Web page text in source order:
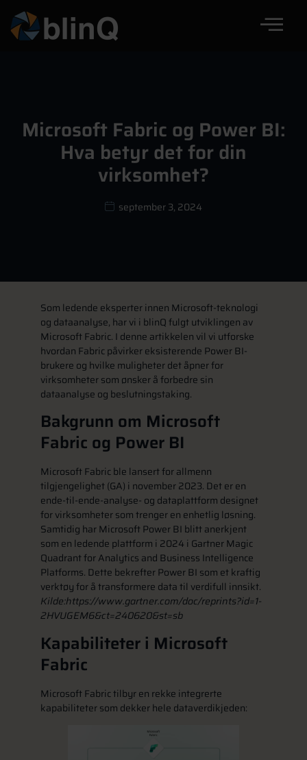
Microsoft Fabric og Power BI:
Hva betyr det for din
virksomhet?
september 3, 2024
Som ledende eksperter innen Microsoft-teknologi
og dataanalyse, har vi i blinQ fulgt utviklingen av
Microsoft Fabric. I denne artikkelen vil vi utforske
hvordan Fabric påvirker eksisterende Power BI-
brukere og hvilke muligheter det åpner for
virksomheter som ønsker å forbedre sin
dataanalyse og beslutningstaking.
Bakgrunn om Microsoft
Fabric og Power BI
Microsoft Fabric ble lansert for allmenn
tilgjengelighet (GA) i november 2023. Det er en
ende-til-ende-analyse- og dataplattform designet
for virksomheter som trenger en enhetlig løsning.
Samtidig har Microsoft Power BI blitt anerkjent
som en ledende plattform i 2024 i Gartner Magic
Quadrant for Analytics and Business Intelligence
Platforms. Dette bekrefter Power BI som et kraftig
verktøy for å transformere data til verdifull innsikt.
Kilde:https://www.gartner.com/doc/reprints?id=1-
2HVUGEM6&ct=240620&st=sb
Kapabiliteter i Microsoft
Fabric
Microsoft Fabric tilbyr en rekke integrerte
kapabiliteter som dekker hele dataverdikjeden: